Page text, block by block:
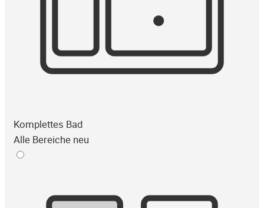
Komplettes Bad
Alle Bereiche neu